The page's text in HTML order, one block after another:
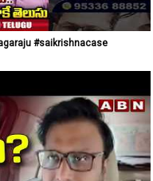
#saikrishnacase